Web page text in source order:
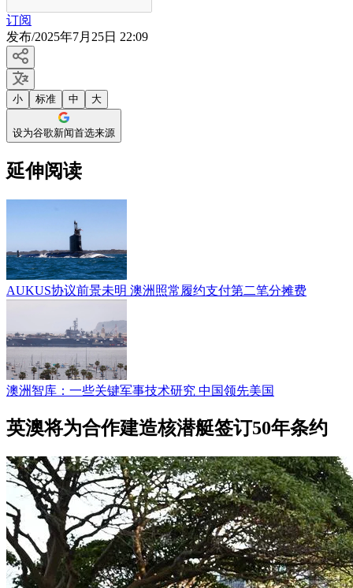
订阅
发布/2025年7月25日 22:09
小 标准 中 大
设为谷歌新闻首选来源
延伸阅读
AUKUS协议前景未明 澳洲照常履约支付第二笔分摊费
澳洲智库：一些关键军事技术研究 中国领先美国
英澳将为合作建造核潜艇签订50年条约